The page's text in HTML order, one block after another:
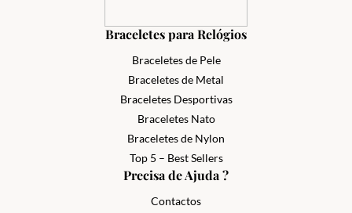
Braceletes para Relógios
Braceletes de Pele
Braceletes de Metal
Braceletes Desportivas
Braceletes Nato
Braceletes de Nylon
Top 5 – Best Sellers
Precisa de Ajuda ?
Contactos